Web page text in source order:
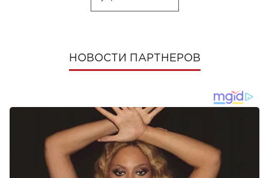
НОВОСТИ ПАРТНЕРОВ